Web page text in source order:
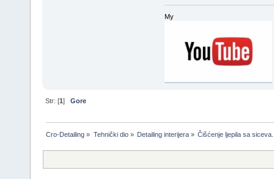
My
Str: [1]Gore
Cro-Detailing » Tehnički dio» Detailing interijera» Čišćenje ljepila sa